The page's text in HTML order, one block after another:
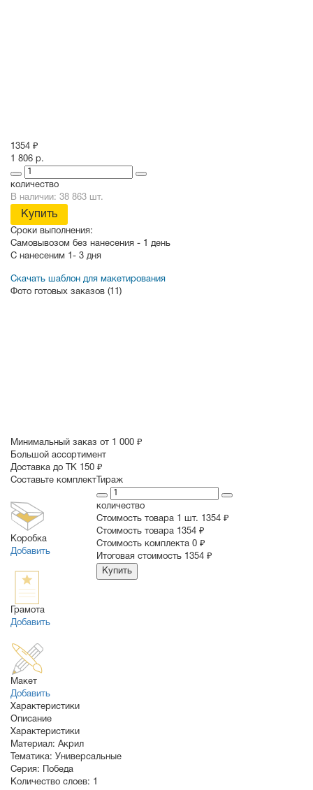
1354 ₽
1 806 р.
количество
В наличии: 38 863 шт.
Купить
Сроки выполнения:
Самовывозом без нанесения - 1 день
С нанесеним 1- 3 дня
Скачать шаблон для макетирования
Фото готовых заказов (11)
Минимальный заказ от 1 000 ₽
Большой ассортимент
Доставка до ТК 150 ₽
Составьте комплект
Коробка
Добавить
Грамота
Добавить
Макет
Добавить
Тираж
количество
Стоимость товара 1 шт. 1354 ₽
Cтоимость товара 1354 ₽
Стоимость комплекта 0 ₽
Итоговая стоимость 1354 ₽
Купить
Характеристики
Описание
Характеристики
Материал: Акрил
Тематика: Универсальные
Серия: Победа
Количество слоев: 1